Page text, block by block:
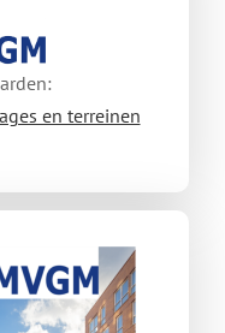
en terreinen